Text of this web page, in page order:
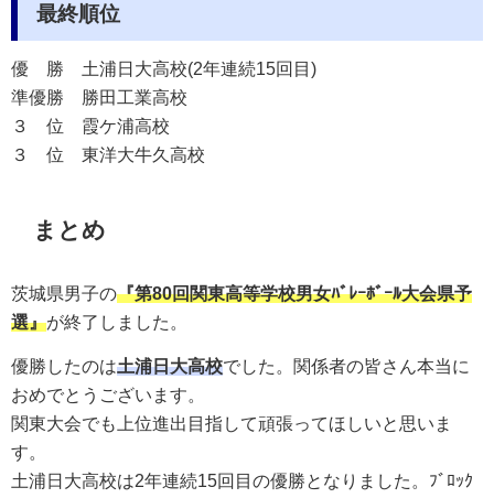
最終順位
優 勝 土浦日大高校(2年連続15回目)
準優勝 勝田工業高校
３ 位 霞ケ浦高校
３ 位 東洋大牛久高校
まとめ
茨城県男子の『第80回関東高等学校男女ﾊﾞﾚｰﾎﾞｰﾙ大会県予
選』が終了しました。
優勝したのは土浦日大高校でした。関係者の皆さん本当に
おめでとうございます。
関東大会でも上位進出目指して頑張ってほしいと思いま
す。
土浦日大高校は2年連続15回目 の優勝となりました。ﾌﾞﾛｯｸ